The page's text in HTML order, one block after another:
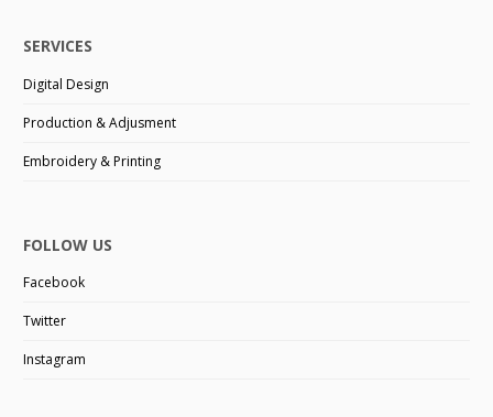
SERVICES
Digital Design
Production & Adjusment
Embroidery & Printing
FOLLOW US
Facebook
Twitter
Instagram